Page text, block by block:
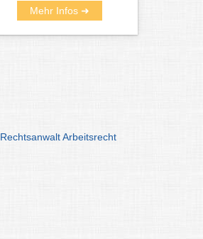
Mehr Infos ➜
RechtsanwaltArbeitsrecht